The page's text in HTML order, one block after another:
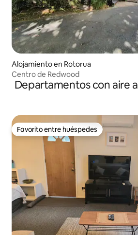
Alojamiento en Rotorua
Centro de Redwood
Departamentos con aire
Favorito entre huéspedes
Favorito entre huéspedes